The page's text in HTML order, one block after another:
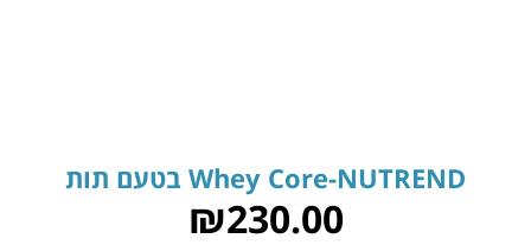
Whey Core-NUTREND בטעם תות
₪230.00